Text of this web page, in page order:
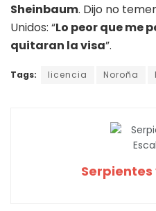
Sheinbaum. Dijo no
Unidos: “Lo peor que me
quitaran la visa”.
Tags: licencia Noroña
Serpientes